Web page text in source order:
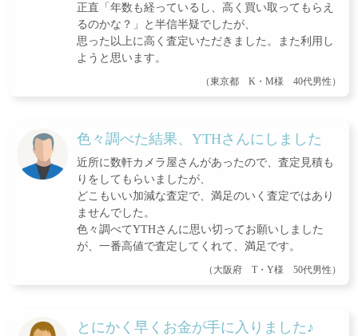
正直「年数も経っているし、高く買い取ってもらえ
るのかな？」と半信半疑でしたが、
思った以上に高く査定いただきました。また利用し
ようと思います。
（東京都 K・M様 40代男性）
色々調べた結果、YTHさんにしました
近所に数軒カメラ屋さんがあったので、査定見積も
りをしてもらいましたが、
どこもいい加減な査定で、満足のいく査定ではあり
ませんでした。
色々調べてYTHさんに思い切ってお願いしました
が、一番高値で査定してくれて、満足です。
（大阪府 T・Y様 50代男性）
とにかく早くお金が手に入りました♪